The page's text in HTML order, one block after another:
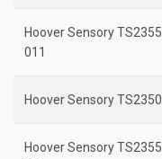
Hoover Sensory TS2355
011
Hoover Sensory TS2350
Hoover Sensory TS2355